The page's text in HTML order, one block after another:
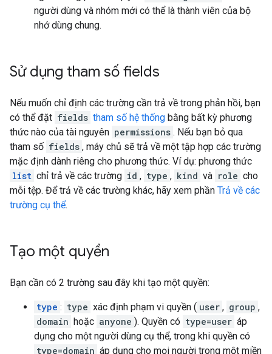
người dùng và nhóm mới có thể là thành viên của bộ
nhớ dùng chung.
Sử dụng tham số fields
Nếu muốn chỉ định các trường cần trả về trong phản hồi, bạn
có thể đặt fields tham số hệ thống bằng bất kỳ phương
thức nào của tài nguyên permissions . Nếu bạn bỏ qua
tham số fields , máy chủ sẽ trả về một tập hợp các trường
mặc định dành riêng cho phương thức. Ví dụ: phương thức
list chỉ trả về các trường id , type , kind và role cho
mỗi tệp. Để trả về các trường khác, hãy xem phần Trả về các
trường cụ thể.
Tạo một quyền
Bạn cần có 2 trường sau đây khi tạo một quyền:
type : type xác định phạm vi quyền ( user , group ,
domain hoặc anyone ). Quyền có type=user áp
dụng cho một người dùng cụ thể, trong khi quyền có
type=domain áp dụng cho mọi người trong một miền